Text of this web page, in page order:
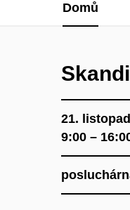
Domů
21.
9:00 –